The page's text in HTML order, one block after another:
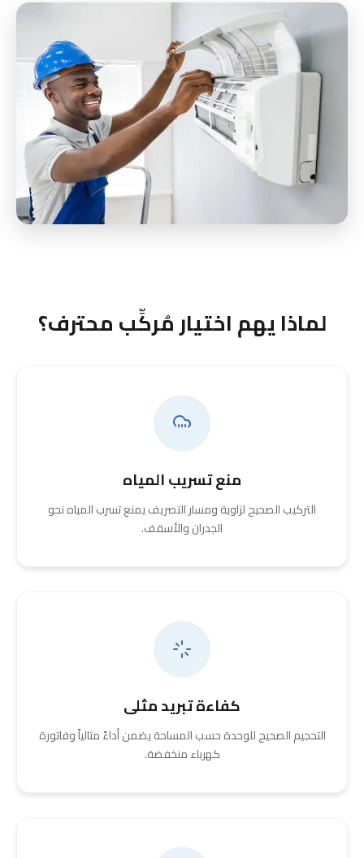
لماذا يهم اختيار مُركِّب محترف؟
منع تسريب المياه
التركيب الصحيح لزاوية ومسار التصريف يمنع تسرب المياه نحو
الجدران والأسقف.
كفاءة تبريد مثلى
التحجيم الصحيح للوحدة حسب المساحة يضمن أداءً مثالياً وفاتورة
كهرباء منخفضة.